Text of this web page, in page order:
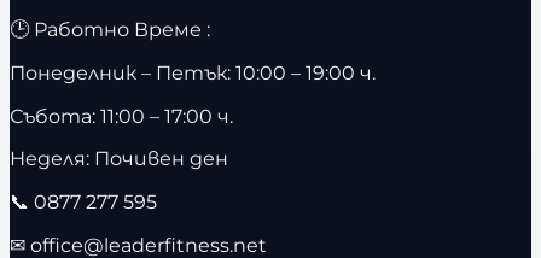
🕒 Работно Време :
Понеделник – Петък: 10:00 – 19:00 ч.
Събота: 11:00 – 17:00 ч.
Неделя: Почивен ден
📞 0877 277 595
✉ office@leaderfitness.net